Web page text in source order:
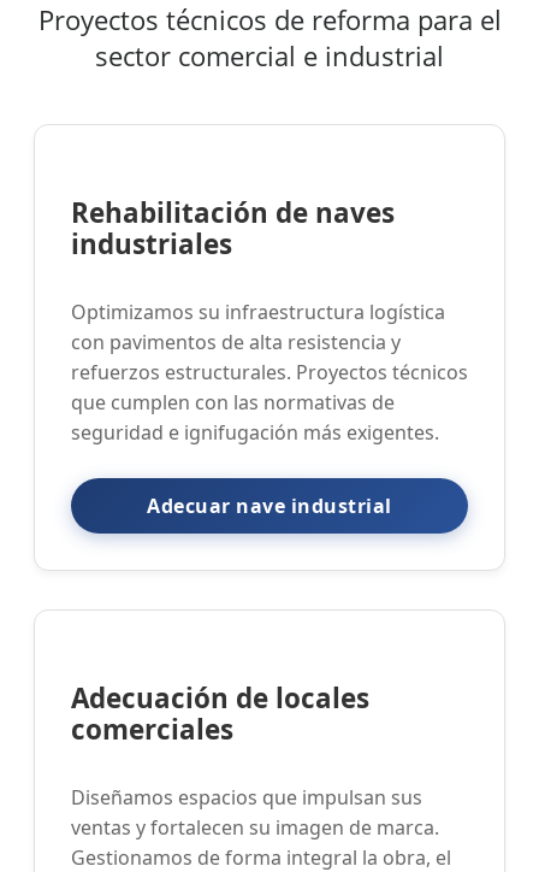
Proyectos técnicos de reforma para el
sector comercial e industrial
Rehabilitación de naves
industriales
Optimizamos su infraestructura logística
con pavimentos de alta resistencia y
refuerzos estructurales. Proyectos técnicos
que cumplen con las normativas de
seguridad e ignifugación más exigentes.
Adecuar nave industrial
Adecuación de locales
comerciales
Diseñamos espacios que impulsan sus
ventas y fortalecen su imagen de marca.
Gestionamos de forma integral la obra, el